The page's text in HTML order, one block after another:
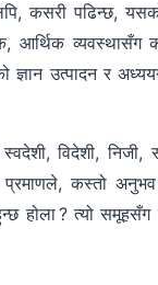
कसरी पढिन्छ,
आर्थिक
ज्ञान उत्पादन र
विदेशी,
कस्तो
होला ? त्यो समूहसँग